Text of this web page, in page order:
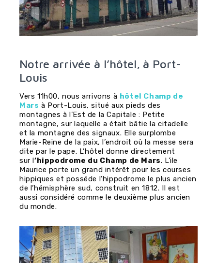
Notre arrivée à l’hôtel, à Port-
Louis
Vers 11h00, nous arrivons à hôtel Champ de
Mars à Port-Louis, situé aux pieds des
montagnes à l’Est de la Capitale : Petite
montagne, sur laquelle a était bâtie la citadelle
et la montagne des signaux. Elle surplombe
Marie-Reine de la paix, l’endroit où la messe sera
dite par le pape. L’hôtel donne directement
sur l’hippodrome du Champ de Mars. L’ile
Maurice porte un grand intérêt pour les courses
hippiques et posséde l’hippodrome le plus ancien
de l’hémisphère sud, construit en 1812. Il est
aussi considéré comme le deuxième plus ancien
du monde.